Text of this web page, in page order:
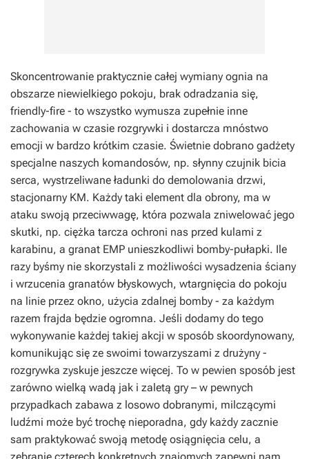
Skoncentrowanie praktycznie całej wymiany ognia na
obszarze niewielkiego pokoju, brak odradzania się,
friendly-fire - to wszystko wymusza zupełnie inne
zachowania w czasie rozgrywki i dostarcza mnóstwo
emocji w bardzo krótkim czasie. Świetnie dobrano gadżety
specjalne naszych komandosów, np. słynny czujnik bicia
serca, wystrzeliwane ładunki do demolowania drzwi,
stacjonarny KM. Każdy taki element dla obrony, ma w
ataku swoją przeciwwagę, która pozwala zniwelować jego
skutki, np. ciężka tarcza ochroni nas przed kulami z
karabinu, a granat EMP unieszkodliwi bomby-pułapki. Ile
razy byśmy nie skorzystali z możliwości wysadzenia ściany
i wrzucenia granatów błyskowych, wtargnięcia do pokoju
na linie przez okno, użycia zdalnej bomby - za każdym
razem frajda będzie ogromna. Jeśli dodamy do tego
wykonywanie każdej takiej akcji w sposób skoordynowany,
komunikując się ze swoimi towarzyszami z drużyny -
rozgrywka zyskuje jeszcze więcej. To w pewien sposób jest
zarówno wielką wadą jak i zaletą gry – w pewnych
przypadkach zabawa z losowo dobranymi, milczącymi
ludźmi może być trochę nieporadna, gdy każdy zacznie
sam praktykować swoją metodę osiągnięcia celu, a